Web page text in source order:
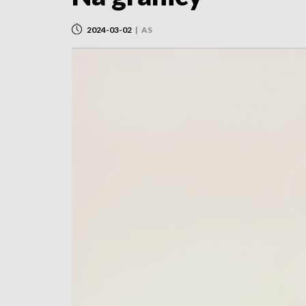
2024-03-02 | AS